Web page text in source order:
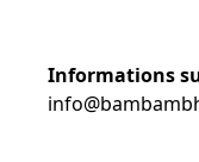
Informations